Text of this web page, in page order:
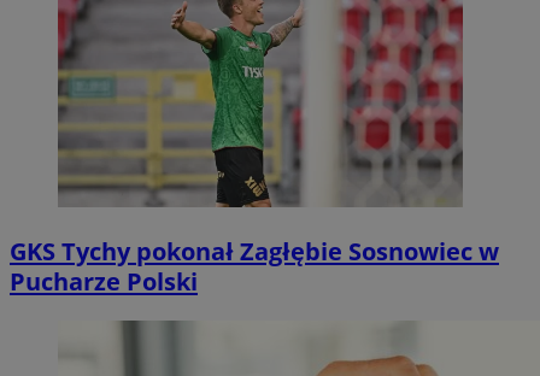
GKS Tychy pokonał Zagłębie Sosnowiec w
Pucharze Polski